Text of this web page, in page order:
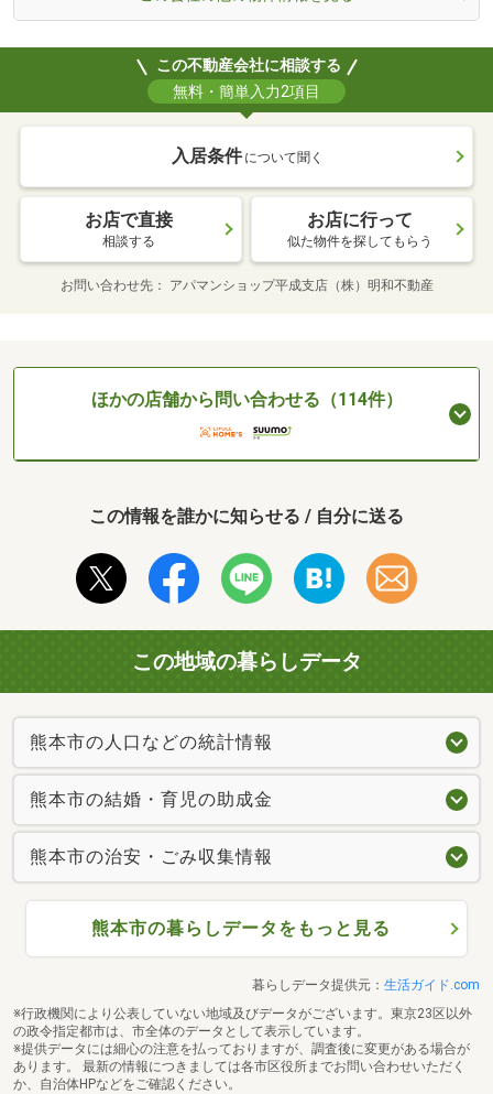
この不動産会社に相談する
無料・簡単入力2項目
入居条件 について聞く
お店で直接
相談する
お店に行って
似た物件を探してもらう
お問い合わせ先 アパマンショップ平成支店（株）明和不動産
ほかの店舗から問い合わせる（114件）
この情報を誰かに知らせる / 自分に送る
この地域の暮らしデータ
熊本市の人口などの統計情報
熊本市の結婚・育児の助成金
熊本市の治安・ごみ収集情報
熊本市の暮らしデータをもっと見る
暮らしデータ提供元： 生活ガイド.com
※行政機関により公表していない地域及びデータがございます。東京23区以外
の政令指定都市は、市全体のデータとして表示しています。
※提供データには細心の注意を払っておりますが、調査後に変更がある場合が
あります。 最新の情報につきましては各市区役所までお問い合わせいただく
か、自治体HPなどをご確認ください。